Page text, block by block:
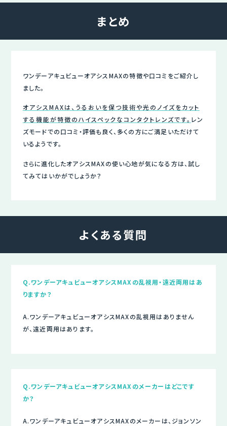
まとめ
ワンデーアキュビューオアシスMAXの特徴や口コミをご紹介し
ました。
オアシスMAXは、うるおいを保つ技術や光のノイズをカット
する機能が特徴のハイスペックなコンタクトレンズです。 レン
ズモードでの口コミ・評価も良く、多くの方にご満足いただけて
いるようです。
さらに進化したオアシスMAXの使い心地が気になる方は、試し
てみてはいかがでしょうか？
よくある質問
Q.ワンデーアキュビューオアシスMAXの乱視用・遠近両用はあ
りますか？
A.ワンデーアキュビューオアシスMAXの乱視用はありません
が、遠近両用はあります。
Q.ワンデーアキュビューオアシスMAXのメーカーはどこです
か？
A.ワンデーアキュビューオアシスMAXのメーカーは、ジョンソン